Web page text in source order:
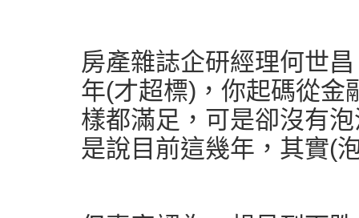
房產雜誌企研經理何世
年(才超標)，你起碼從金
樣都滿足，可是卻沒有
是說目前這幾年，其實(